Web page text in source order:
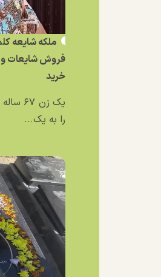
فروش شایعات و
خرید
یک زن
را به یک...